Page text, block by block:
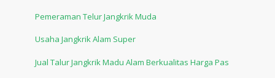
Pemeraman Telur Jangkrik Muda
Usaha Jangkrik Alam Super
Jual Talur Jangkrik Madu Alam Berkualitas Harga Pas